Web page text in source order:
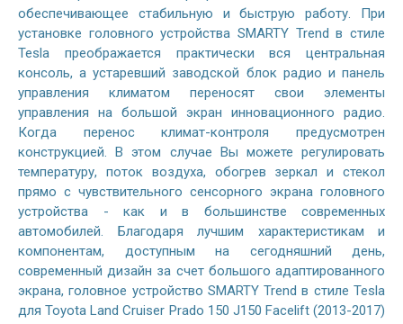
обеспечивающее стабильную и быструю работу. При
установке головного устройства SMARTY Trend в стиле
Tesla преображается практически вся центральная
консоль, а устаревший заводской блок радио и панель
управления климатом переносят свои элементы
управления на большой экран инновационного радио.
Когда перенос климат-контроля предусмотрен
конструкцией. В этом случае Вы можете регулировать
температуру, поток воздуха, обогрев зеркал и стекол
прямо с чувствительного сенсорного экрана головного
устройства - как и в большинстве современных
автомобилей. Благодаря лучшим характеристикам и
компонентам, доступным на сегодняшний день,
современный дизайн за счет большого адаптированного
экрана, головное устройство SMARTY Trend в стиле Tesla
для Toyota Land Cruiser Prado 150 J150 Facelift (2013-2017)